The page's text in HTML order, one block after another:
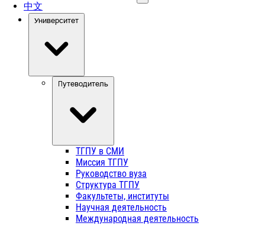
中文
Университет
Путеводитель
ТГПУ в СМИ
Миссия ТГПУ
Руководство вуза
Структура ТГПУ
Факультеты, институты
Научная деятельность
Международная деятельность